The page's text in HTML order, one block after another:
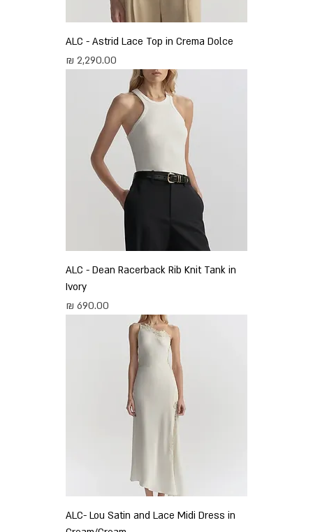
ALC - Astrid Lace Top in Crema Dolce
מחיר
ALC - Dean Racerback Rib Knit Tank in
Ivory
מחיר
ALC- Lou Satin and Lace Midi Dress in